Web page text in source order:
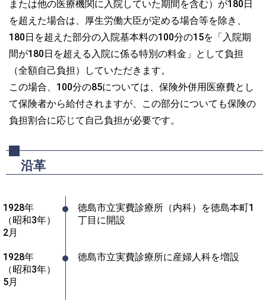
または他の医療機関に入院していた期間を含む）が180日
を超えた場合は、厚生労働大臣が定める場合等を除き、
180日を超えた部分の入院基本料の100分の15を「入院期
間が180日を超える入院に係る特別の料金」として負担
（全額自己負担）していただきます。
この場合、100分の85については、保険外併用医療費とし
て保険者から給付されますが、この部分についても保険の
負担割合に応じて自己負担が必要です。
沿革
1928年
（昭和3年）
2月
徳島市立実費診療所（内科）を徳島本町1
丁目に開設
1928年
（昭和3年）
5月
徳島市立実費診療所に産婦人科を増設